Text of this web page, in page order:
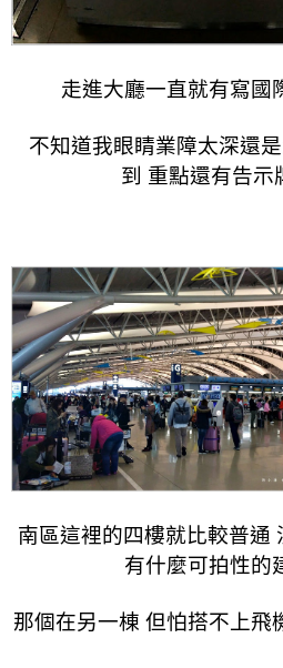
走進大廳一直就有寫國
不知道我眼睛業障太深還
到 重點還有告示
南區這裡的四樓就比較普通
有什麼可拍性的
那個在另一棟 但怕搭不上飛